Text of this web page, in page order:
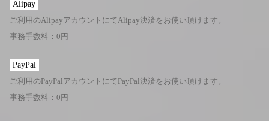
Alipay
ご利用のAlipayアカウントにてAlipay決済をお使い頂けます。
事務手数料：0円
PayPal
ご利用のPayPalアカウントにてPayPal決済をお使い頂けます。
事務手数料：0円